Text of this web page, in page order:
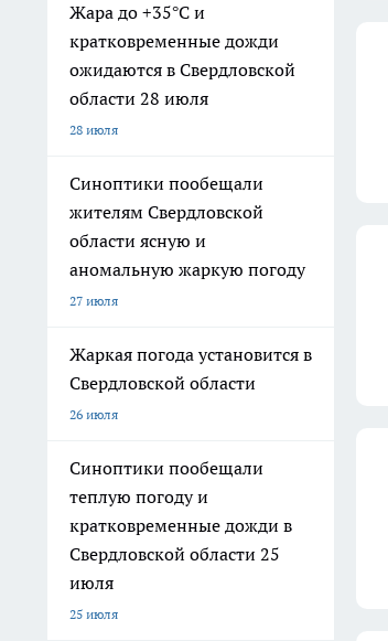
Жара до +35°С и
кратковременные дожди
ожидаются в Свердловской
области 28 июля
28 июля
Синоптики пообещали
жителям Свердловской
области ясную и
аномальную жаркую погоду
27 июля
Жаркая погода установится в
Свердловской области
26 июля
Синоптики пообещали
теплую погоду и
кратковременные дожди в
Свердловской области 25
июля
25 июля